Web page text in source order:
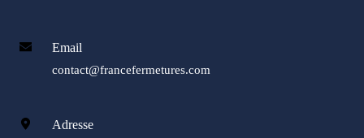
Email
contact@francefermetures.com
Adresse